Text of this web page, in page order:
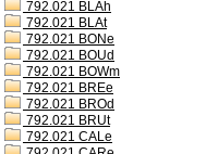
792.021 BLAh
792.021 BLAt
792.021 BONe
792.021 BOUd
792.021 BOWm
792.021 BREe
792.021 BROd
792.021 BRUt
792.021 CALe